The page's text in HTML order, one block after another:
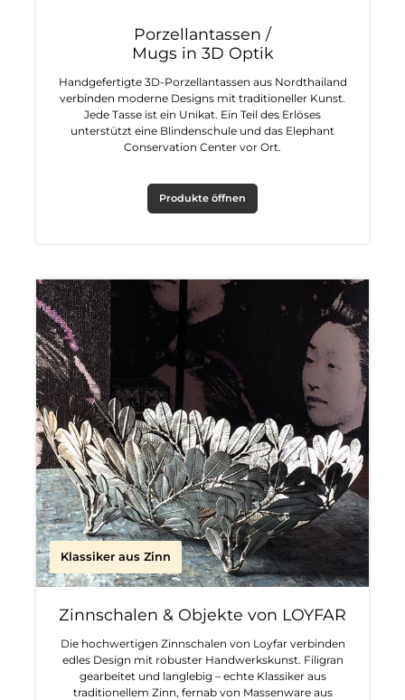
Porzellantassen /
Mugs in 3D Optik
Handgefertigte 3D-Porzellantassen aus Nordthailand
verbinden moderne Designs mit traditioneller Kunst.
Jede Tasse ist ein Unikat. Ein Teil des Erlöses
unterstützt eine Blindenschule und das Elephant
Conservation Center vor Ort.
Produkte öffnen
Klassiker aus Zinn
Zinnschalen & Objekte von LOYFAR
Die hochwertigen Zinnschalen von Loyfar verbinden
edles Design mit robuster Handwerkskunst. Filigran
gearbeitet und langlebig – echte Klassiker aus
traditionellem Zinn, fernab von Massenware aus